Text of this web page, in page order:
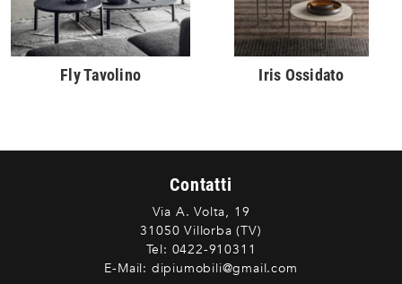
Fly Tavolino Iris Ossidato
Contatti
Via A. Volta, 19
31050 Villorba (TV)
Tel: 0422-910311
E-Mail: dipiumobili@gmail.com